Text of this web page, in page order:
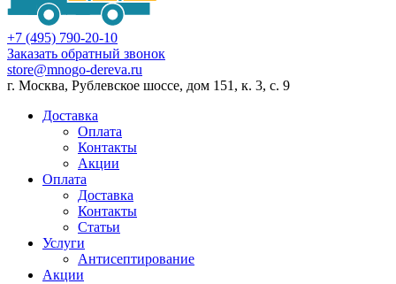
+7 (495) 790-20-10
Заказать обратный звонок
store@mnogo-dereva.ru
г. Москва, Рублевское шоссе, дом 151, к. 3, с. 9
Доставка
Оплата
Контакты
Акции
Оплата
Доставка
Контакты
Статьи
Услуги
Антисептирование
Акции